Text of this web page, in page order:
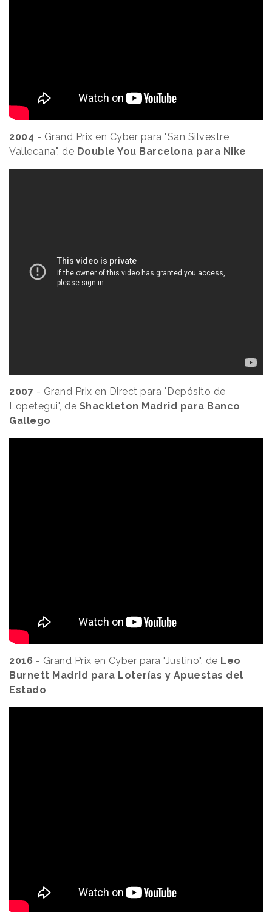
2004 - Grand Prix en Cyber para "San Silvestre
Vallecana", de Double You Barcelona para Nike
2007 - Grand Prix en Direct para "Depósito de
Lopetegui", de Shackleton Madrid para Banco
Gallego
2016 - Grand Prix en Cyber para "Justino", de Leo
Burnett Madrid para Loterías y Apuestas del
Estado